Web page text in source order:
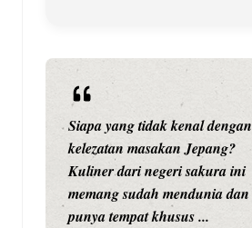
Siapa yang tidak kenal dengan
kelezatan masakan Jepang?
Kuliner dari negeri sakura ini
memang sudah mendunia dan
punya tempat khusus ...